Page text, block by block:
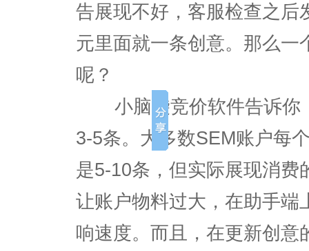
告展现不好，客服检查之后
元里面就一条创意。那么一
呢？
小脑袋竞价软件告诉你
3-5条。大多数SEM账户每
是5-10条，但实际展现消费
让账户物料过大，在助手端
响速度。而且，在更新创意